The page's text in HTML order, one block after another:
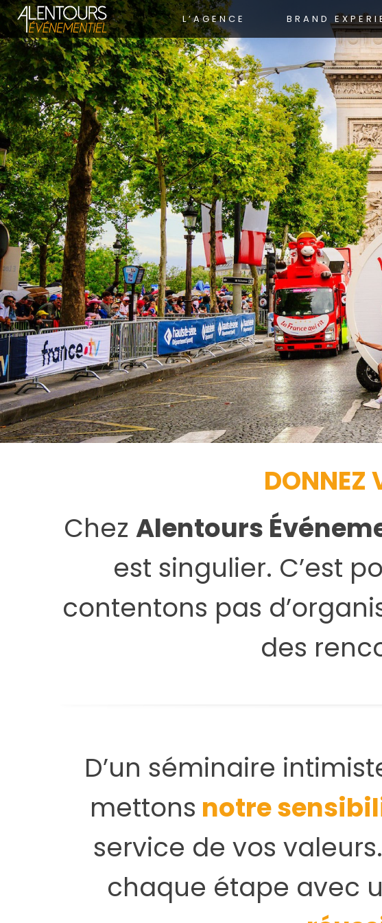
L’AGENCE BRAND
DONNEZ
Chez Alentours
est singulier. C’est
contentons pas
des
D’un séminaire
mettons notre
service de vos
chaque étape avec